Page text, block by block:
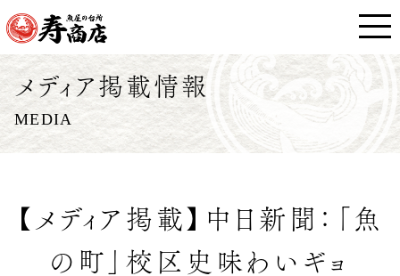
メディア掲載情報
MEDIA
【メディア掲載】中日新聞：「魚
の町」校区史味わいギョ